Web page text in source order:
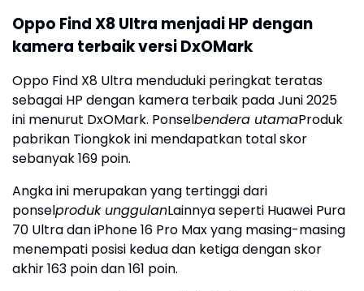
Oppo Find X8 Ultra menjadi HP dengan
kamera terbaik versi DxOMark
Oppo Find X8 Ultra menduduki peringkat teratas
sebagai HP dengan kamera terbaik pada Juni 2025
ini menurut DxOMark. Ponselbendera utamaProduk
pabrikan Tiongkok ini mendapatkan total skor
sebanyak 169 poin.
Angka ini merupakan yang tertinggi dari
ponselproduk unggulanLainnya seperti Huawei Pura
70 Ultra dan iPhone 16 Pro Max yang masing-masing
menempati posisi kedua dan ketiga dengan skor
akhir 163 poin dan 161 poin.